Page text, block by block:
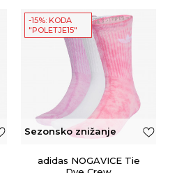
-15%: KODA
"POLETJE15"
Sezonsko znižanje
adidas NOGAVICE Tie